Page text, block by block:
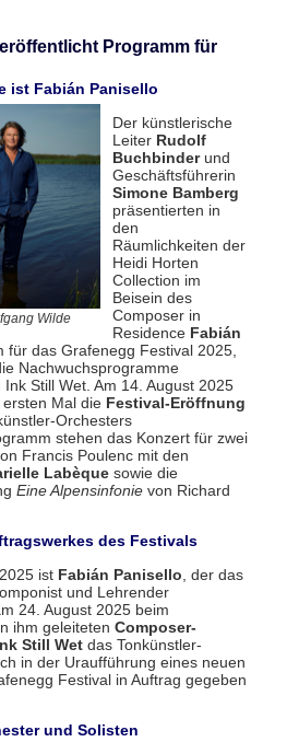
Programm für
ist Fabián Panisello
Wilde
Der künstlerische
Leiter Rudolf
Buchbinderund
Geschäftsführerin
Simone Bamberg
präsentierten in
den
Räumlichkeiten der
Heidi Horten
Collection im
Beisein des
Composer in
Residence Fabián
für das Grafenegg Festival 2025,
Nachwuchsprogramme
Still Wet. Am 14. August 2025
ersten Mal die Festival-Eröffnung
Orchesters
stehen das Konzert für zwei
Francis Poulenc mit den
Labèquesowie die
Eine Alpensinfonievon Richard
des Festivals
ist Fabián Panisello , der das
und Lehrender
24. August 2025 beim
ihm geleiteten Composer-
Still Wetdas Tonkünstler-
in der Uraufführung eines neuen
Festival in Auftrag gegeben
und Solisten